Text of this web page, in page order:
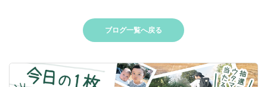
ブログ一覧へ戻る